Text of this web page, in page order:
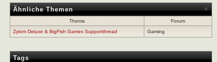
Ähnliche Themen
Thema
Forum
Zylom Deluxe & BigFish Games Supportthread
Gaming
Tags